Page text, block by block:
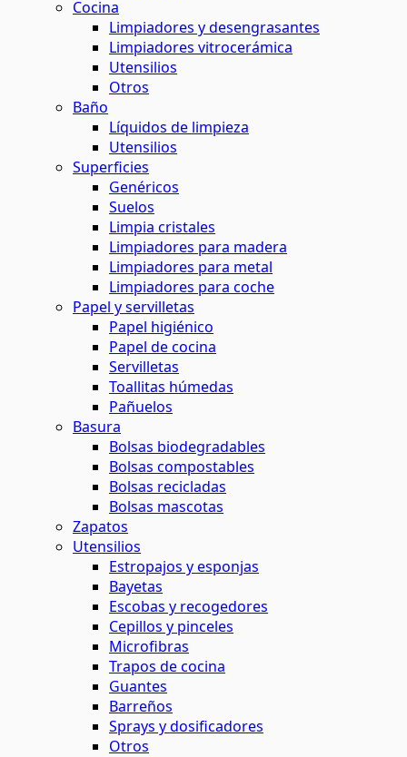
Cocina
Limpiadores y desengrasantes
Limpiadores vitrocerámica
Utensilios
Otros
Baño
Líquidos de limpieza
Utensilios
Superficies
Genéricos
Suelos
Limpia cristales
Limpiadores para madera
Limpiadores para metal
Limpiadores para coche
Papel y servilletas
Papel higiénico
Papel de cocina
Servilletas
Toallitas húmedas
Pañuelos
Basura
Bolsas biodegradables
Bolsas compostables
Bolsas recicladas
Bolsas mascotas
Zapatos
Utensilios
Estropajos y esponjas
Bayetas
Escobas y recogedores
Cepillos y pinceles
Microfibras
Trapos de cocina
Guantes
Barreños
Sprays y dosificadores
Otros